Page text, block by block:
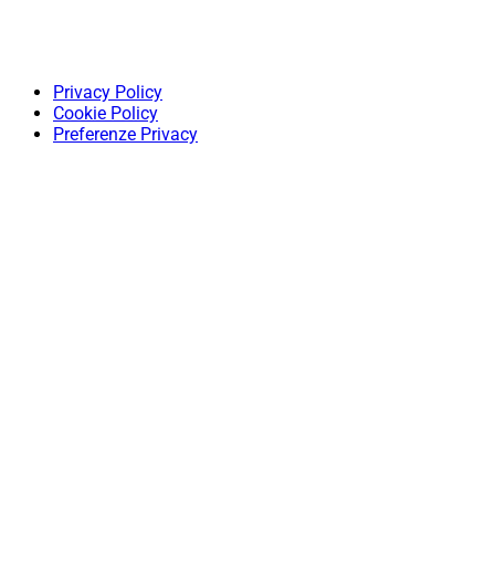
Privacy Policy
Cookie Policy
Preferenze Privacy